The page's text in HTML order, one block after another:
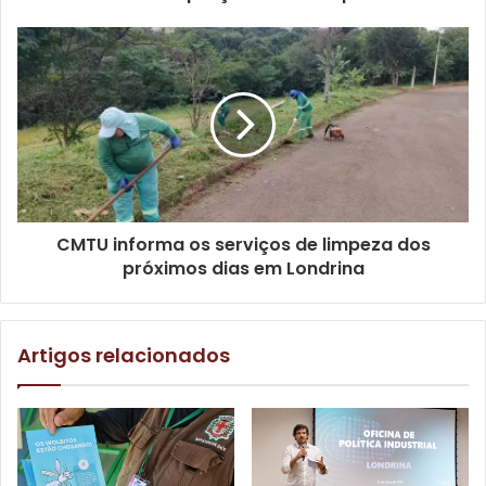
Gostei
Etiquetas Ambiente árvores espécies nativas
Rotary
sema
CMTU informa os serviços de limpeza dos
próximos dias em Londrina
Artigos relacionados